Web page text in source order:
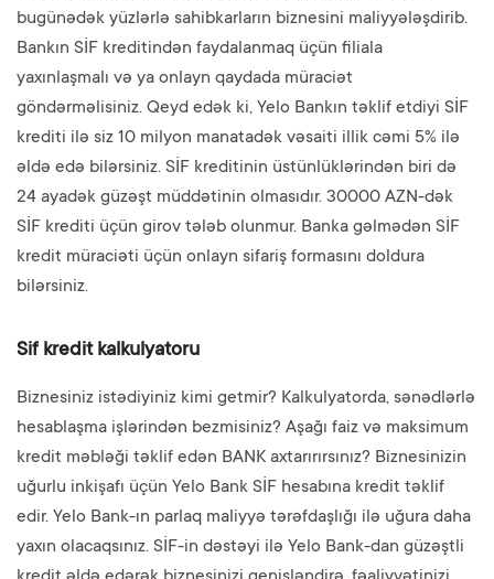
bugünədək yüzlərlə sahibkarların biznesini maliyyələşdirib.
Bankın SİF kreditindən faydalanmaq üçün filiala
yaxınlaşmalı və ya onlayn qaydada müraciət
göndərməlisiniz. Qeyd edək ki, Yelo Bankın təklif etdiyi SİF
krediti ilə siz 10 milyon manatadək vəsaiti illik cəmi 5% ilə
əldə edə bilərsiniz. SİF kreditinin üstünlüklərindən biri də
24 ayadək güzəşt müddətinin olmasıdır. 30000 AZN-dək
SİF krediti üçün girov tələb olunmur. Banka gəlmədən SİF
kredit müraciəti üçün onlayn sifariş formasını doldura
bilərsiniz.
Sif kredit kalkulyatoru
Biznesiniz istədiyiniz kimi getmir? Kalkulyatorda, sənədlərlə
hesablaşma işlərindən bezmisiniz? Aşağı faiz və maksimum
kredit məbləği təklif edən BANK axtarırırsınız? Biznesinizin
uğurlu inkişafı üçün Yelo Bank SİF hesabına kredit təklif
edir. Yelo Bank-ın parlaq maliyyə tərəfdaşlığı ilə uğura daha
yaxın olacaqsınız. SİF-in dəstəyi ilə Yelo Bank-dan güzəştli